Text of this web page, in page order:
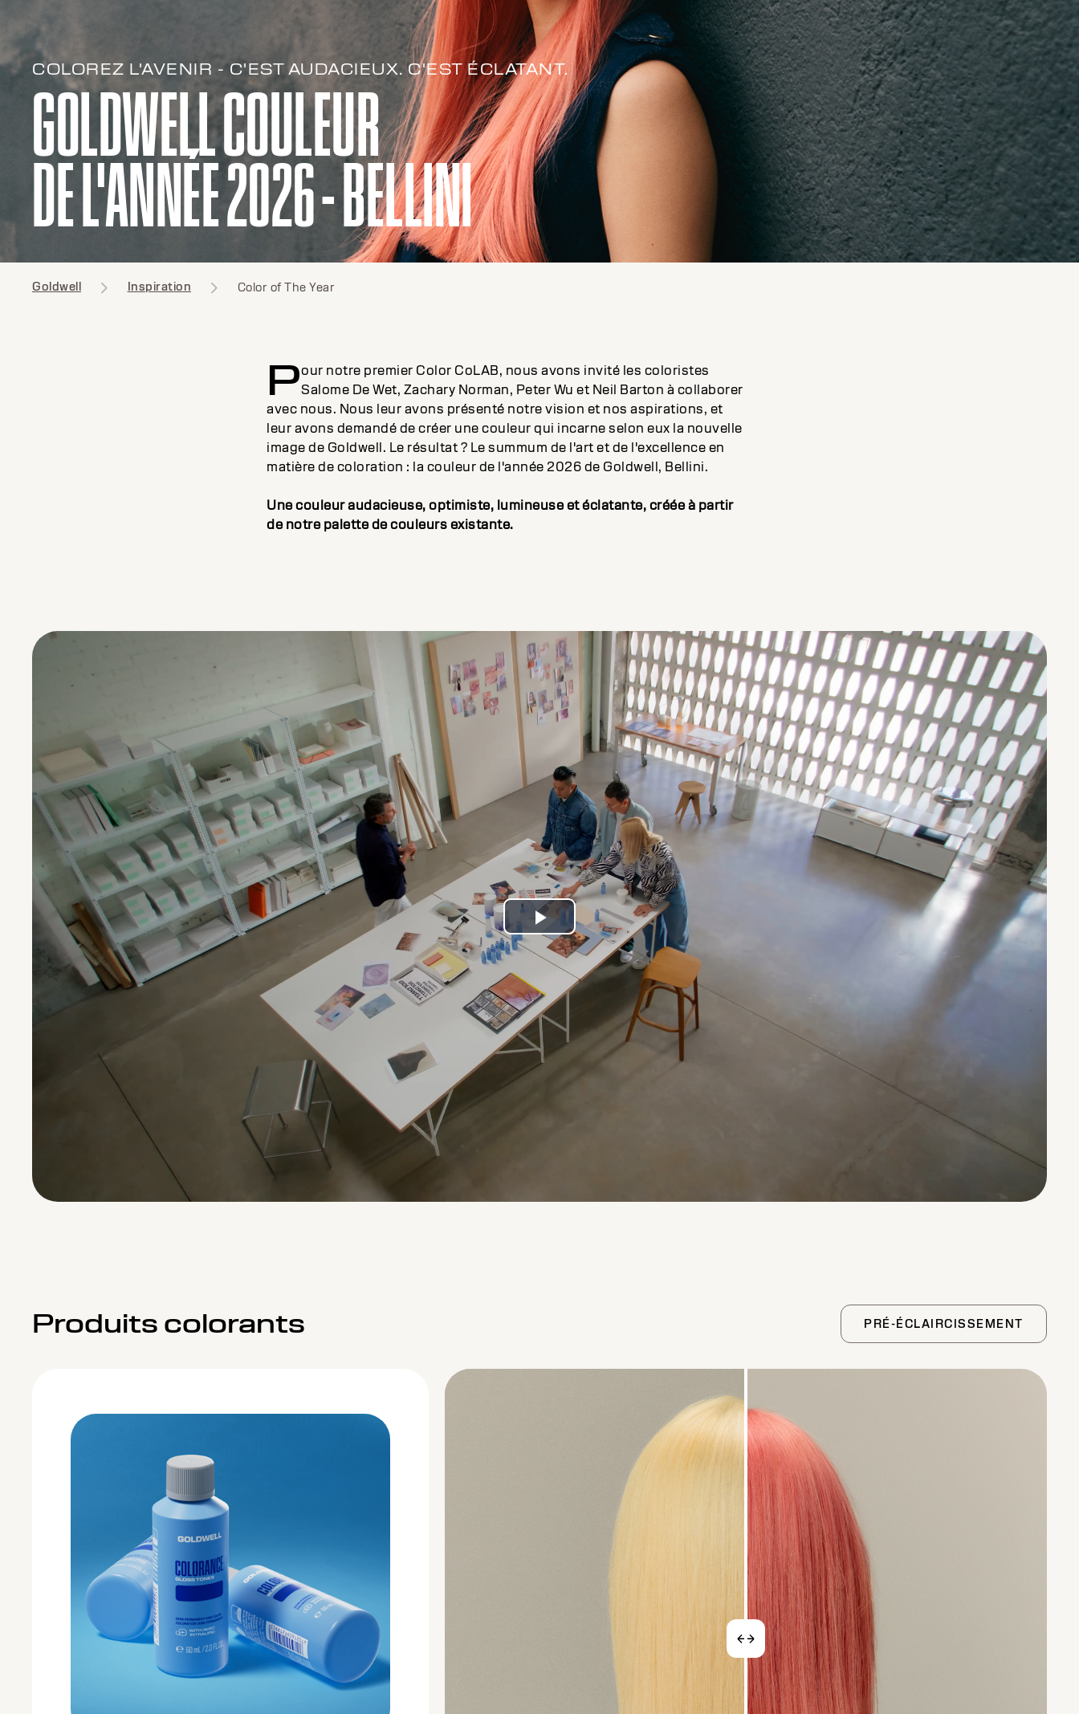
COLOREZ L'AVENIR - C'EST AUDACIEUX. C'EST ÉCLATANT.
GOLDWELL COULEUR
DE L'ANNÉE 2026 - BELLINI
Goldwell Inspiration Color of The Year
Pour notre premier Color CoLAB, nous avons invité les coloristes
Salome De Wet, Zachary Norman, Peter Wu et Neil Barton à collaborer
avec nous. Nous leur avons présenté notre vision et nos aspirations, et
leur avons demandé de créer une couleur qui incarne selon eux la nouvelle
image de Goldwell. Le résultat ? Le summum de l'art et de l'excellence en
matière de coloration : la couleur de l'année 2026 de Goldwell, Bellini.
Une couleur audacieuse, optimiste, lumineuse et éclatante, créée à partir
de notre palette de couleurs existante.
Play
Video
Produits colorants PRÉ-ÉCLAIRCISSEMENT